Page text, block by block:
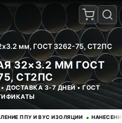
мм, ГОСТ 3262-75, СТ2ПС
32×3.2 ММ ГОСТ
СТ2ПС
ДОСТАВКА 3-7 ДНЕЙ • ГОСТ
ППУ И ВУС ИЗОЛЯЦИИ • НАНЕСЕНИЕ